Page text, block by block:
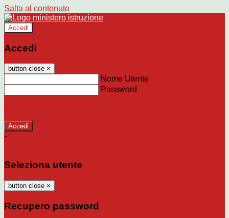
Salta al contenuto
Accedi
Accedi
button close ×
Nome Utente
Password
-
Seleziona utente
button close ×
Recupero password